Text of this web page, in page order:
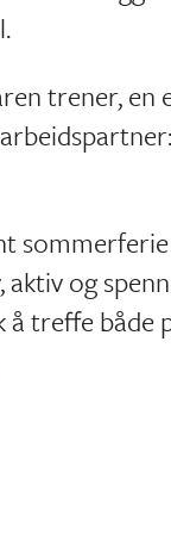
trener,
aktiv og
treffe både